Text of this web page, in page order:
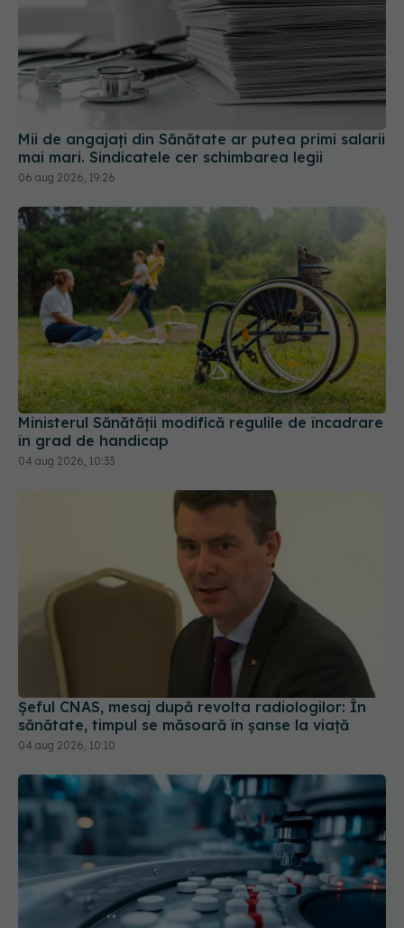
Mii de angajați din Sănătate ar putea primi salarii
mai mari. Sindicatele cer schimbarea legii
06 aug 2026, 19:26
Ministerul Sănătății modifică regulile de încadrare
în grad de handicap
04 aug 2026, 10:33
Șeful CNAS, mesaj după revolta radiologilor: În
sănătate, timpul se măsoară în șanse la viață
04 aug 2026, 10:10